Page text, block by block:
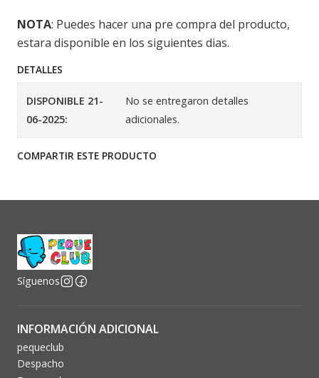
NOTA: Puedes hacer una pre compra del producto,
estara disponible en los siguientes dias.
DETALLES
DISPONIBLE 21-
06-2025:
No se entregaron detalles
adicionales.
COMPARTIR ESTE PRODUCTO
Síguenos
INFORMACIÓN ADICIONAL
pequeclub
Despacho